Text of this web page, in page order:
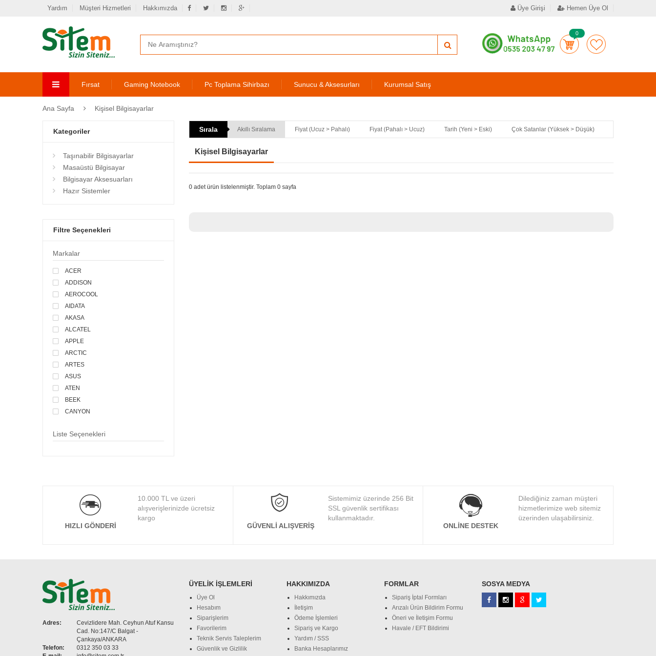
Yardım Müşteri Hizmetleri Hakkımızda Üye Girişi Hemen Üye Ol
0
Fırsat Gaming Notebook Pc Toplama Sihirbazı Sunucu & Aksesurları Kurumsal Satış
Ana Sayfa Kişisel Bilgisayarlar
Kategoriler
Taşınabilir Bilgisayarlar
Masaüstü Bilgisayar
Bilgisayar Aksesuarları
Hazır Sistemler
Filtre Seçenekleri
Markalar
ACER
ADDISON
AEROCOOL
AIDATA
AKASA
ALCATEL
APPLE
ARCTIC
ARTES
ASUS
ATEN
BEEK
CANYON
CELLULAR
CORSAIR
CYBER
DAYTONA
D-LINK
EDNET
ERGOTECH
EVERCOOL
EVEREST
EXPER
Liste Seçenekleri
Sırala Akıllı Sıralama Fiyat (Ucuz > Pahalı) Fiyat (Pahalı > Ucuz) Tarih (Yeni > Eski) Çok Satanlar (Yüksek > Düşük)
Kişisel Bilgisayarlar
0 adet ürün listelenmiştir. Toplam 0 sayfa
HIZLI GÖNDERI
10.000 TL ve üzeri
alışverişlerinizde ücretsiz
kargo
GÜVENLI ALIŞVERIŞ
Sistemimiz üzerinde 256 Bit
SSL güvenlik sertifikası
kullanmaktadır.
ONLINE DESTEK
Dilediğiniz zaman müşteri
hizmetlerimize web sitemiz
üzerinden ulaşabilirsiniz.
Adres:
Cevizlidere Mah. Ceyhun Atuf Kansu
Cad. No:147/C Balgat -
Çankaya/ANKARA
Telefon:
0312 350 03 33
ÜYELIK İŞLEMLERI
Üye Ol
Hesabım
Siparişlerim
Favorilerim
Teknik Servis Taleplerim
Güvenlik ve Gizlilik
HAKKIMIZDA
Hakkımızda
İletişim
Ödeme İşlemleri
Sipariş ve Kargo
Yardım / SSS
Banka Hesaplarımız
FORMLAR
Sipariş İptal Formları
Arızalı Ürün Bildirim Formu
Öneri ve İletişim Formu
Havale / EFT Bildirimi
SOSYA MEDYA